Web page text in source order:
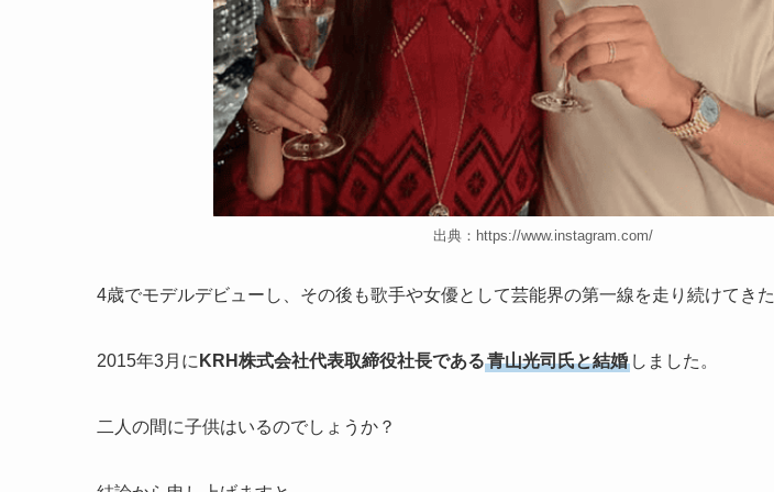
出典：https://www.instagram.com/
4歳でモデルデビューし、その後も歌手や女優として芸能界の第一線を走り続けてきた
2015年3月に KRH株式会社代表取締役社長である青山光司氏と結婚 しました。
二人の間に子供はいるのでしょうか？